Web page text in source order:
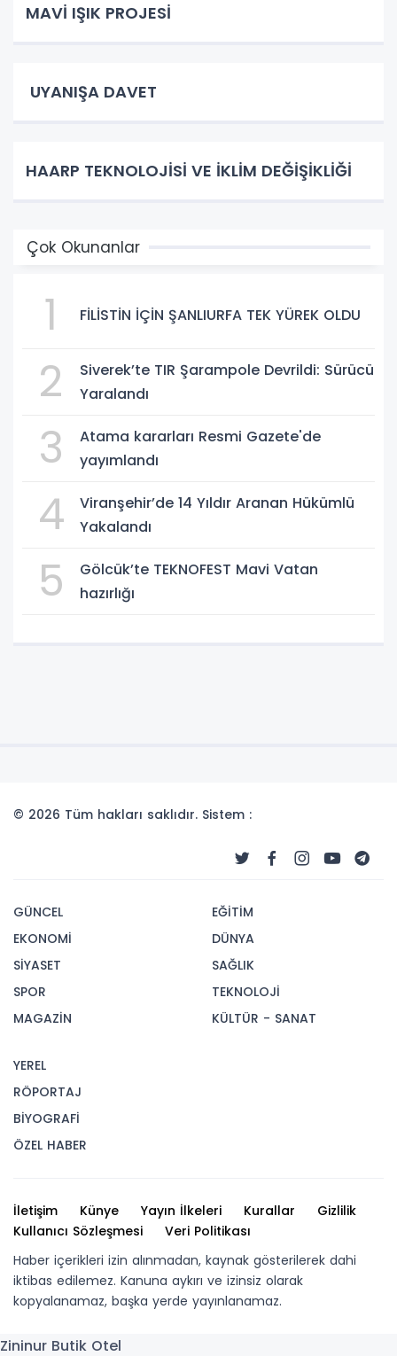
MAVİ IŞIK PROJESİ
UYANIŞA DAVET
HAARP TEKNOLOJİSİ VE İKLİM DEĞİŞİKLİĞİ
Çok Okunanlar
1 FİLİSTİN İÇİN ŞANLIURFA TEK YÜREK OLDU
2
Siverek’te TIR Şarampole Devrildi: Sürücü
Yaralandı
3
Atama kararları Resmi Gazete'de
yayımlandı
4
Viranşehir’de 14 Yıldır Aranan Hükümlü
Yakalandı
5
Gölcük’te TEKNOFEST Mavi Vatan
hazırlığı
© 2026 Tüm hakları saklıdır. Sistem :
GÜNCEL
EKONOMİ
SİYASET
SPOR
MAGAZİN
EĞİTİM
DÜNYA
SAĞLIK
TEKNOLOJİ
KÜLTÜR - SANAT
YEREL
RÖPORTAJ
BİYOGRAFİ
ÖZEL HABER
İletişim Künye Yayın İlkeleri Kurallar
Gizlilik
Kullanıcı Sözleşmesi
Veri Politikası
Haber içerikleri izin alınmadan, kaynak gösterilerek dahi
iktibas edilemez. Kanuna aykırı ve izinsiz olarak
kopyalanamaz, başka yerde yayınlanamaz.
Zininur Butik Otel